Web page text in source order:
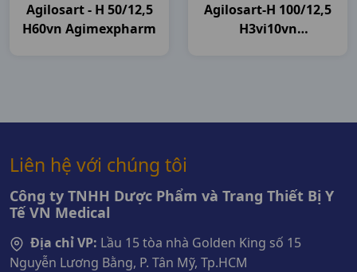
Agilosart - H 50/12,5
H60vn Agimexpharm
Agilosart-H 100/12,5
H3vi10vn
Liên hệ với chúng tôi
Công ty TNHH Dược Phẩm và Trang Thiết Bị Y
Tế VN Medical
Địa chỉ VP: Lầu 15 tòa nhà Golden King số 15
Nguyễn Lương Bằng, P. Tân Mỹ, Tp.HCM